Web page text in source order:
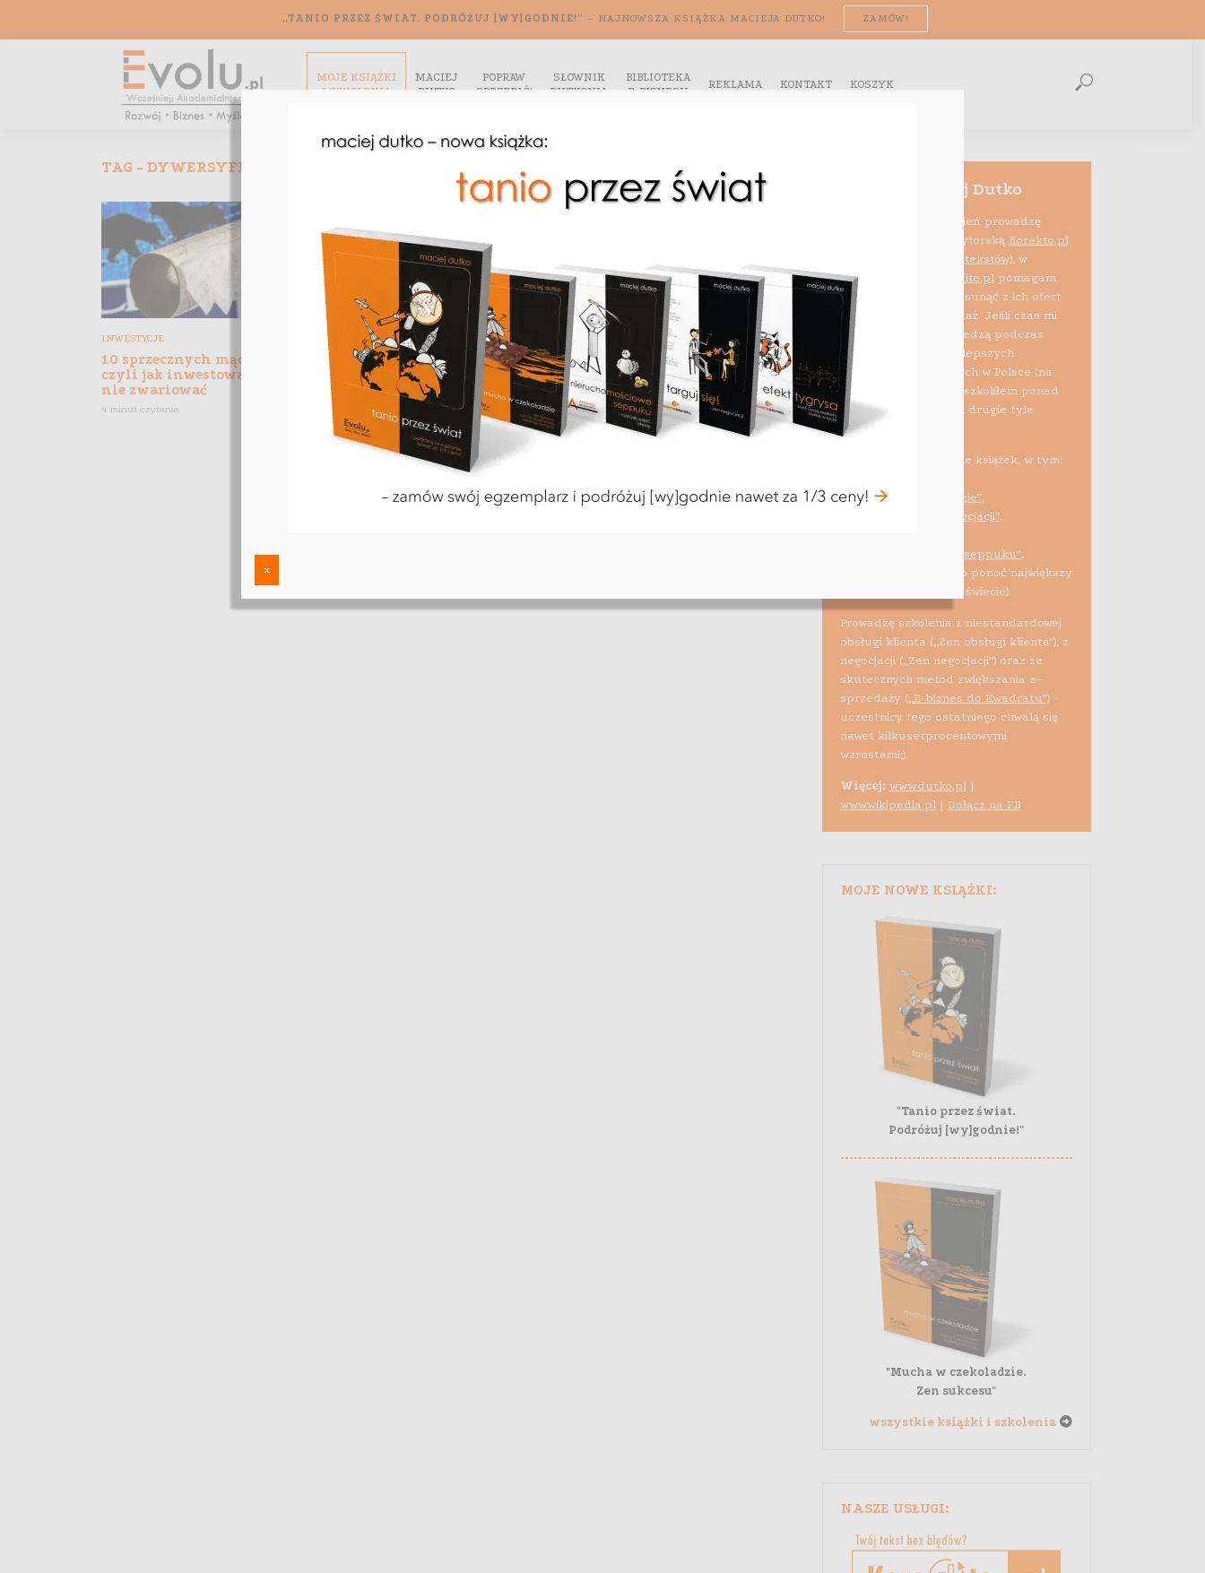
„TANIO PRZEZ ŚWIAT. PODRÓŻUJ [WY]GODNIE!” – NAJNOWSZA KSIĄŻKA MACIEJA DUTKO! ZAMÓW!
MOJE KSIĄŻKI
I SZKOLENIA
MACIEJ
DUTKO
POPRAW
SPRZEDAŻ!
SŁOWNIK
DUTKONIA
BIBLIOTEKA
E-BIZNESU
REKLAMA KONTAKT KOSZYK
TAG - DYWERSYFIKACJA
INWESTYCJE
10 sprzecznych mądrości,
czyli jak inwestować, aby
nie zwariować
4 minut czytania
BEZPIECZEŃSTWO, BITCOIN
DUTKO POLECA:, INWESTYCJE,
KRYPTOWALUTY,WOLNOŚĆ
Rafał Ganowski: „Gotówka to
wolność” – Maciej Dutko
poleca!
2 minut czytania
E-BIZNES
Dywersyfikacja czy
fokusowanie w biznesie?
Zobacz nagranie webinaru!
1 minut czytania
Maciej Dutko
Na co dzień prowadzę
firmę edytorską Korekto.pl
(korekta tekstów), w
ramach projektu
Audite.plpomagam
też e-sprzedawcom usunąć z ich ofert
błędy psujące sprzedaż. Jeśli czas mi
pozwala, dzielę się wiedzą podczas
szkoleń i zajęć na najlepszych
uczelniach biznesowych w Polsce (na
zlecenie Allegro przeszkoliłem ponad
10 tys. sprzedawców i drugie tyle
studentów).
Spłodziłem kilkanaście książek, w tym:
•„Mucha w czekoladzie”,
„Targuj się! Zen negocjacji”,
„Nieruchomościowe seppuku”,
(to ponoć największy
tego typu projekt na świecie).
Prowadzę szkolenia z niestandardowej
obsługi klienta („Zen obsługi klienta”), z
negocjacji („Zen negocjacji”) oraz ze
skutecznych metod zwiększania e-
sprzedaży („E-biznes do Kwadratu”) -
uczestnicy tego ostatniego chwalą się
nawet kilkusetprocentowymi
wzrostami;).
Więcej: www.dutko.pl|
www.wikipedia.pl| Dołącz na FB
MOJE NOWE KSIĄŻKI:
"Tanio przez świat.
Podróżuj [wy]godnie!"
"Mucha w czekoladzie.
Zen sukcesu"
wszystkie książki i szkolenia
NASZE USŁUGI:
x